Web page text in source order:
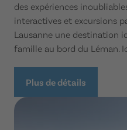
des expériences
interactives et excursions
Lausanne une destination
famille au bord du Léman.
Plus de détails